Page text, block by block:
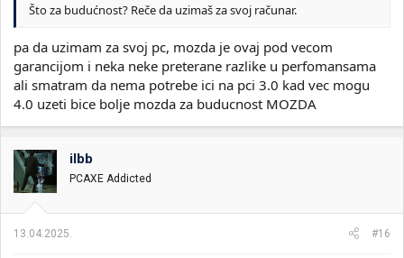
Što za budućnost? Reče da uzimaš za svoj računar.
pa da uzimam za svoj pc, mozda je ovaj pod vecom
garancijom i neka neke preterane razlike u perfomansama
ali smatram da nema potrebe ici na pci 3.0 kad vec mogu
4.0 uzeti bice bolje mozda za buducnost MOZDA
ilbb
PCAXE Addicted
13.04.2025. #16